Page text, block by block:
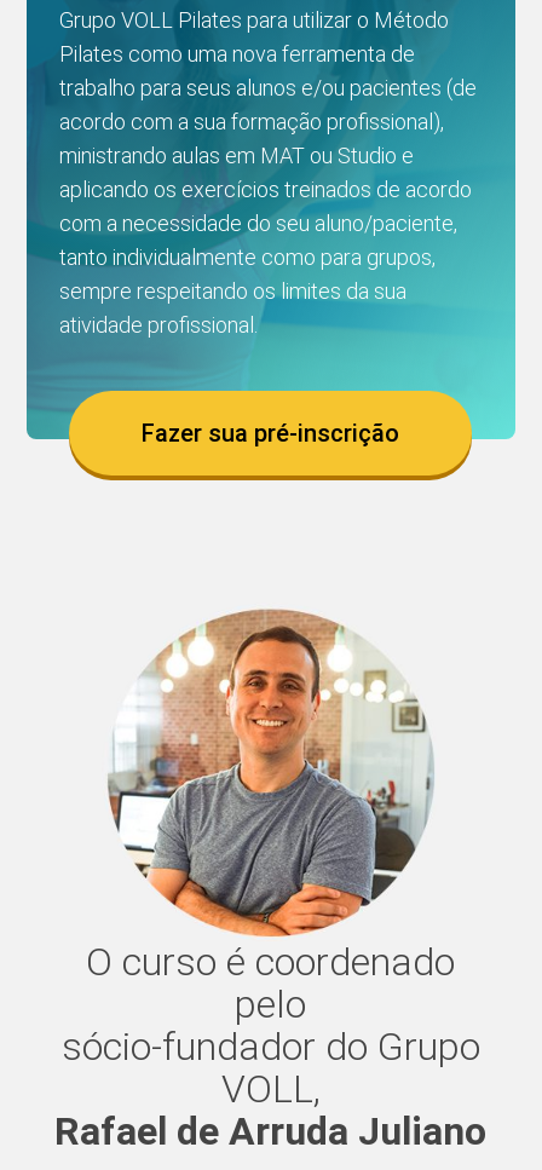
Grupo VOLL Pilates para utilizar o Método
Pilates como uma nova ferramenta de
trabalho para seus alunos e/ou pacientes (de
acordo com a sua formação profissional),
ministrando aulas em MAT ou Studio e
aplicando os exercícios treinados de acordo
com a necessidade do seu aluno/paciente,
tanto individualmente como para grupos,
sempre respeitando os limites da sua
atividade profissional.
Fazer sua pré-inscrição
O curso é coordenado
pelo
sócio-fundador do Grupo
VOLL,
Rafael de Arruda Juliano